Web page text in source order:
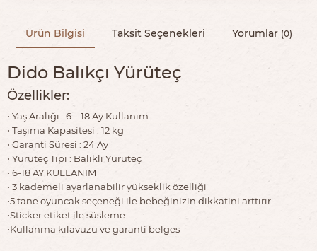
Ürün Bilgisi Taksit Seçenekleri Yorumlar (0)
Dido Balıkçı Yürüteç
Özellikler:
• Yaş Aralığı : 6 – 18 Ay Kullanım
• Taşıma Kapasitesi : 12 kg
• Garanti Süresi : 24 Ay
• Yürüteç Tipi : Balıklı Yürüteç
• 6-18 AY KULLANIM
• 3 kademeli ayarlanabilir yükseklik özelliği
•5 tane oyuncak seçeneği ile bebeğinizin dikkatini arttırır
•Sticker etiket ile süsleme
•Kullanma kılavuzu ve garanti belges